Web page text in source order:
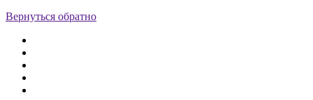
Вернуться обратно